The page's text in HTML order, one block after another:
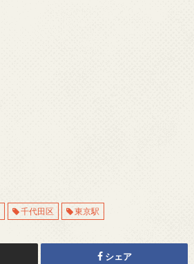
千代田区 東京駅
シェア